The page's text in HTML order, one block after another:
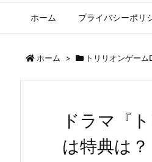
ホーム プライバシーポリ
ホーム > トリリオンゲーム
ドラマ『
は特典は？